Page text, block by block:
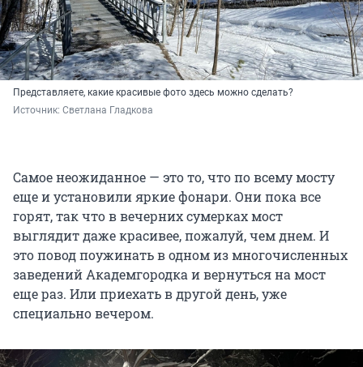
Представляете, какие красивые фото здесь можно сделать?
Источник: Светлана Гладкова
Самое неожиданное — это то, что по всему мосту
еще и установили яркие фонари. Они пока все
горят, так что в вечерних сумерках мост
выглядит даже красивее, пожалуй, чем днем. И
это повод поужинать в одном из многочисленных
заведений Академгородка и вернуться на мост
еще раз. Или приехать в другой день, уже
специально вечером.